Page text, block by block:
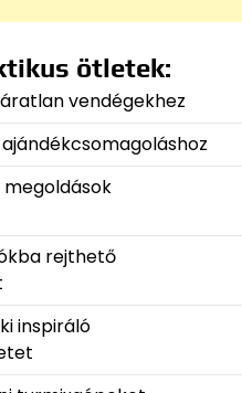
ötletek:
vendégekhez
rejthető
inspiráló